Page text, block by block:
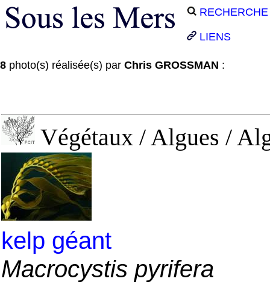
RECHERCHE
LIENS
8 photo(s) réalisée(s) par Chris GROSSMAN :
Végétaux / Algues /
kelp géant
Macrocystis pyrifera